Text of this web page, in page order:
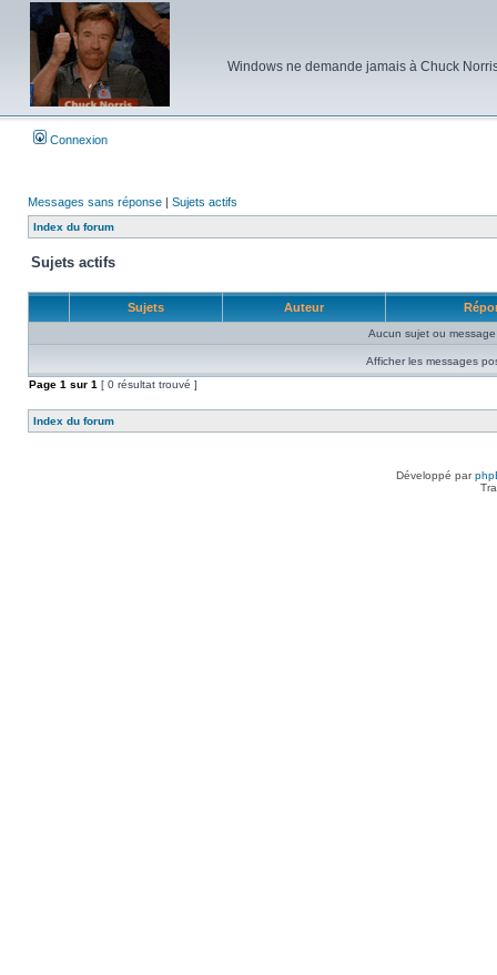
Windows ne demande jamais à Chuck
Connexion
Messages sans réponse | Sujets actifs
Index du forum
Sujets actifs
Sujets Auteur
Aucun sujet ou
Afficher les messages
Page 1 sur 1 [ 0 résultat trouvé ]
Index du forum
Développé par